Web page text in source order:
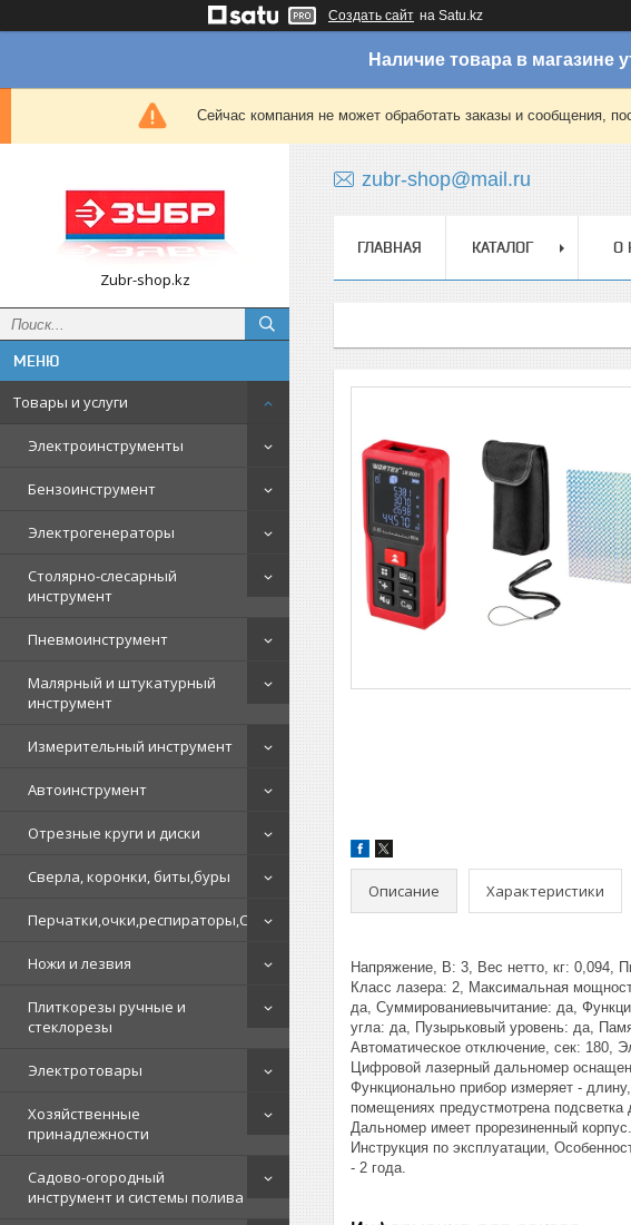
Создать сайт на Satu.kz
Наличие товара в магазине
Сейчас компания не может обработать заказы и сообщения,
Zubr-shop.kz
Товары и услуги
Электроинструменты
Бензоинструмент
Электрогенераторы
Столярно-слесарный
инструмент
Пневмоинструмент
Малярный и штукатурный
инструмент
Измерительный инструмент
Автоинструмент
Отрезные круги и диски
Сверла, коронки, биты,буры
Перчатки,очки,респираторы,СИЗ
Ножи и лезвия
Плиткорезы ручные и
стеклорезы
Электротовары
Хозяйственные
принадлежности
Садово-огородный
инструмент и системы полива
zubr-shop@mail.ru
ГЛАВНАЯ КАТАЛОГ О
Описание Характеристики
Напряжение, В: 3, Вес нетто, кг: 0,094,
Класс лазера: 2, Максимальная
да, Суммированиевычитание: да,
угла: да, Пузырьковый уровень: да,
Автоматическое отключение, сек: 180,
Цифровой лазерный дальномер оснащен
Функционально прибор измеряет -
помещениях предустмотрена подсветка
Дальномер имеет прорезиненный
Инструкция по эксплуатации,
- 2 года.